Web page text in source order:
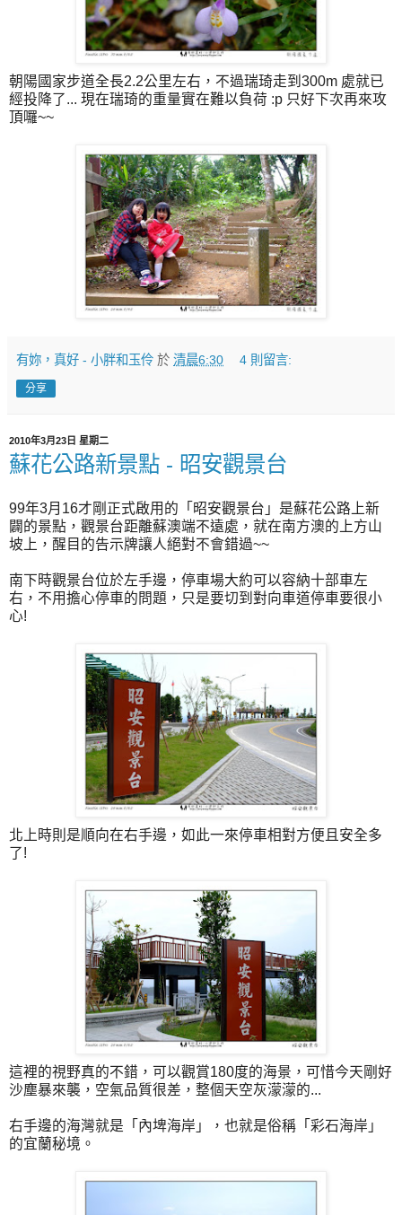
朝陽國家步道全長2.2公里左右，不過瑞琦走到300m 處就已
經投降了... 現在瑞琦的重量實在難以負荷 :p 只好下次再來攻
頂囉~~
有妳，真好 - 小胖和玉伶 於 清晨6:30 4 則留言:
分享
2010年3月23日 星期二
蘇花公路新景點 - 昭安觀景台
99年3月16才剛正式啟用的「昭安觀景台」是蘇花公路上新
闢的景點，觀景台距離蘇澳端不遠處，就在南方澳的上方山
坡上，醒目的告示牌讓人絕對不會錯過~~
南下時觀景台位於左手邊，停車場大約可以容納十部車左
右，不用擔心停車的問題，只是要切到對向車道停車要很小
心!
北上時則是順向在右手邊，如此一來停車相對方便且安全多
了!
這裡的視野真的不錯，可以觀賞180度的海景，可惜今天剛好
沙塵暴來襲，空氣品質很差，整個天空灰濛濛的...
右手邊的海灣就是「內埤海岸」，也就是俗稱「彩石海岸」
的宜蘭秘境。